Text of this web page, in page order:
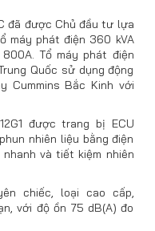
đã được Chủ đầu tư lựa
máy phát điện 360 kVA
Tổ máy phát điện
Quốc sử dụng động
Cummins Bắc Kinh với
được trang bị ECU
nhiên liệu bằng điện
và tiết kiệm nhiên
chiếc, loại cao cấp,
với độ ồn 75 dB(A) đo